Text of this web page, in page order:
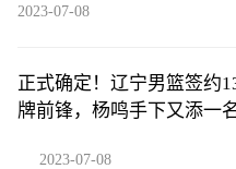
2023-07-08
正式确定！辽宁男篮签约
牌前锋，杨鸣手下又添一
2023-07-08